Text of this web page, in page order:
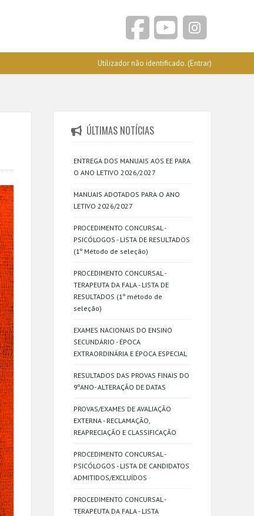
Utilizador não identificado. (Entrar)
ÚLTIMAS NOTÍCIAS
ENTREGA DOS MANUAIS AOS EE PARA
O ANO LETIVO 2026/2027
MANUAIS ADOTADOS PARA O ANO
LETIVO 2026/2027
PROCEDIMENTO CONCURSAL -
PSICÓLOGOS - LISTA DE RESULTADOS
(1º Método de seleção)
PROCEDIMENTO CONCURSAL -
TERAPEUTA DA FALA - LISTA DE
RESULTADOS (1º método de
seleção)
EXAMES NACIONAIS DO ENSINO
SECUNDÁRIO - ÉPOCA
EXTRAORDINÁRIA E ÉPOCA ESPECIAL
RESULTADOS DAS PROVAS FINAIS DO
9ºANO- ALTERAÇÃO DE DATAS
PROVAS/EXAMES DE AVALIAÇÃO
EXTERNA - RECLAMAÇÃO,
REAPRECIAÇÃO E CLASSIFICAÇÃO
PROCEDIMENTO CONCURSAL -
PSICÓLOGOS - LISTA DE CANDIDATOS
ADMITIDOS/EXCLUÍDOS
PROCEDIMENTO CONCURSAL -
TERAPEUTA DA FALA - LISTA